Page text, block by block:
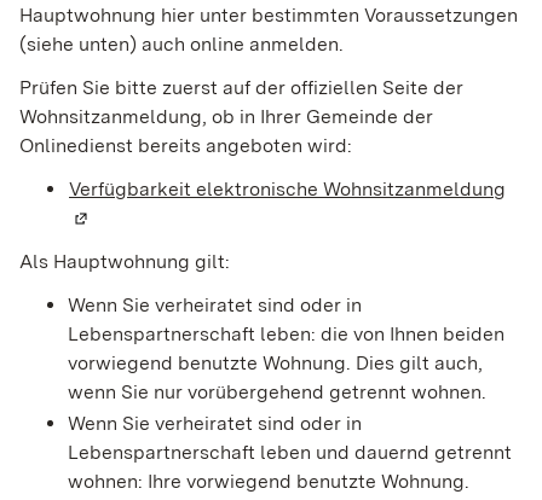
Hauptwohnung hier unter bestimmten Voraussetzungen
(siehe unten) auch online anmelden.
Prüfen Sie bitte zuerst auf der offiziellen Seite der
Wohnsitzanmeldung, ob in Ihrer Gemeinde der
Onlinedienst bereits angeboten wird:
Verfügbarkeit elektronische Wohnsitzanmeldung
Als Hauptwohnung gilt:
Wenn Sie verheiratet sind oder in
Lebenspartnerschaft leben: die von Ihnen beiden
vorwiegend benutzte Wohnung. Dies gilt auch,
wenn Sie nur vorübergehend getrennt wohnen.
Wenn Sie verheiratet sind oder in
Lebenspartnerschaft leben und dauernd getrennt
wohnen: Ihre vorwiegend benutzte Wohnung.